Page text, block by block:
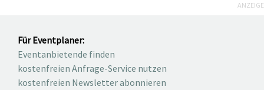
ANZEIGE
Für Eventplaner:
Eventanbietende finden
kostenfreien Anfrage-Service nutzen
kostenfreien Newsletter abonnieren